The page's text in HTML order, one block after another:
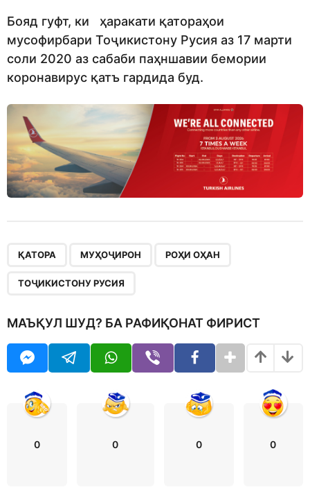
Бояд гуфт, ки ҳаракати қатораҳои
мусофирбари Тоҷикистону Русия аз 17 марти
соли 2020 аз сабаби паҳншавии бемории
коронавирус қатъ гардида буд.
ҚАТОРА МУҲОҶИРОН РОҲИ ОҲАН
ТОҶИКИСТОНУ РУСИЯ
МАЪҚУЛ ШУД? БА РАФИҚОНАТ ФИРИСТ
0 0 0 0